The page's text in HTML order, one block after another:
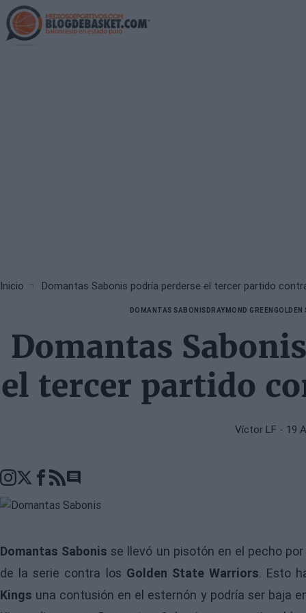
Skip
to
main
Breadcrumb
Inicio Domantas Sabonis podría perderse el tercer partido
DOMANTAS SABONIS DRAYMOND GREEN
Domantas
el tercer partido
Víctor LF - 19
Go to comments seciton
Domantas Sabonis se llevó un pisotón en el pecho
de la serie contra los Golden State Warriors. Esto
Kings una contusión en el esternón y podría ser baja